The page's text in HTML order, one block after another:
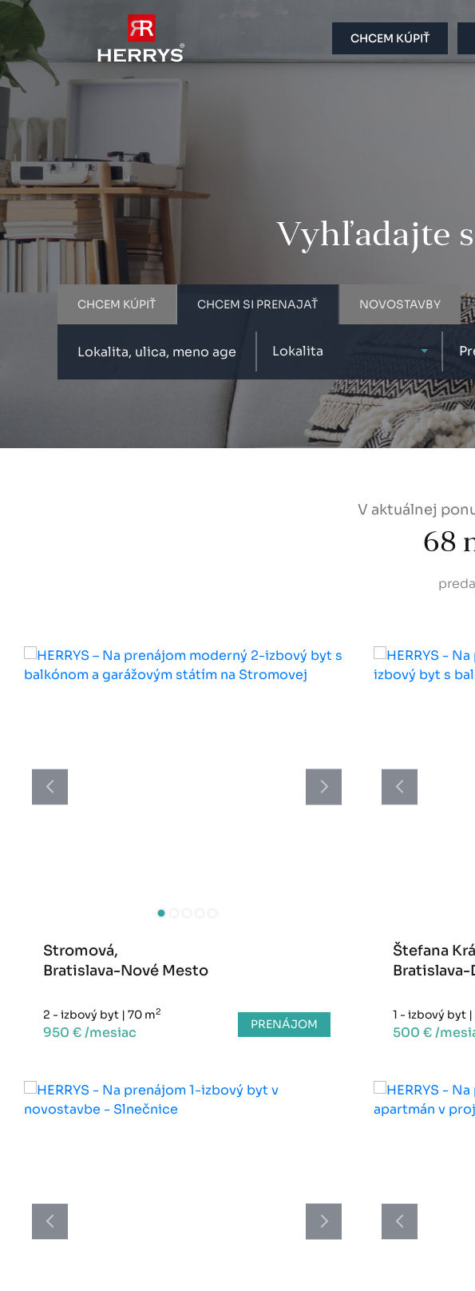
CHCEM KÚPIŤ
Vyhľadajte
CHCEM KÚPIŤ CHCEM SI PRENAJAŤ NOVOSTAVBY
Lokalita
V aktuálnej
68
Stromová,
Bratislava-Nové Mesto
2 - izbový byt | 70 m2
950 € /mesiac PRENÁJOM
Štefana
Bratislava-
1 - izbový byt |
500 € /